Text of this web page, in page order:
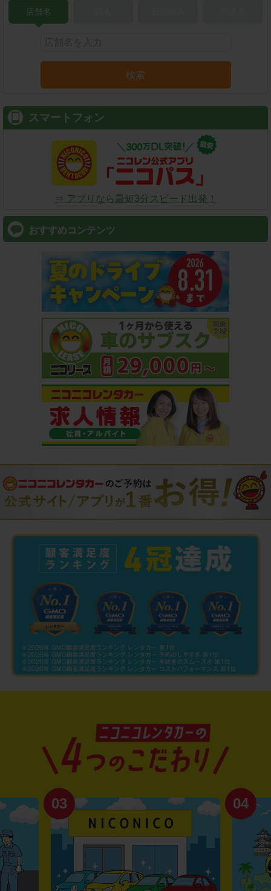
店舗名
検索
スマートフォン
⇒ アプリなら最短3分スピード出発！
おすすめコンテンツ
03 04